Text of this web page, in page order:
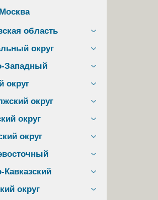
область
округ
Западный
округ
округ
округ
Кавказский
округ